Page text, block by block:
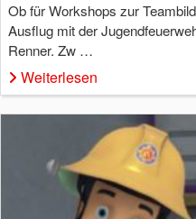
Ob für Workshops zur
Ausflug mit der
Renner. Zw …
Weiterlesen